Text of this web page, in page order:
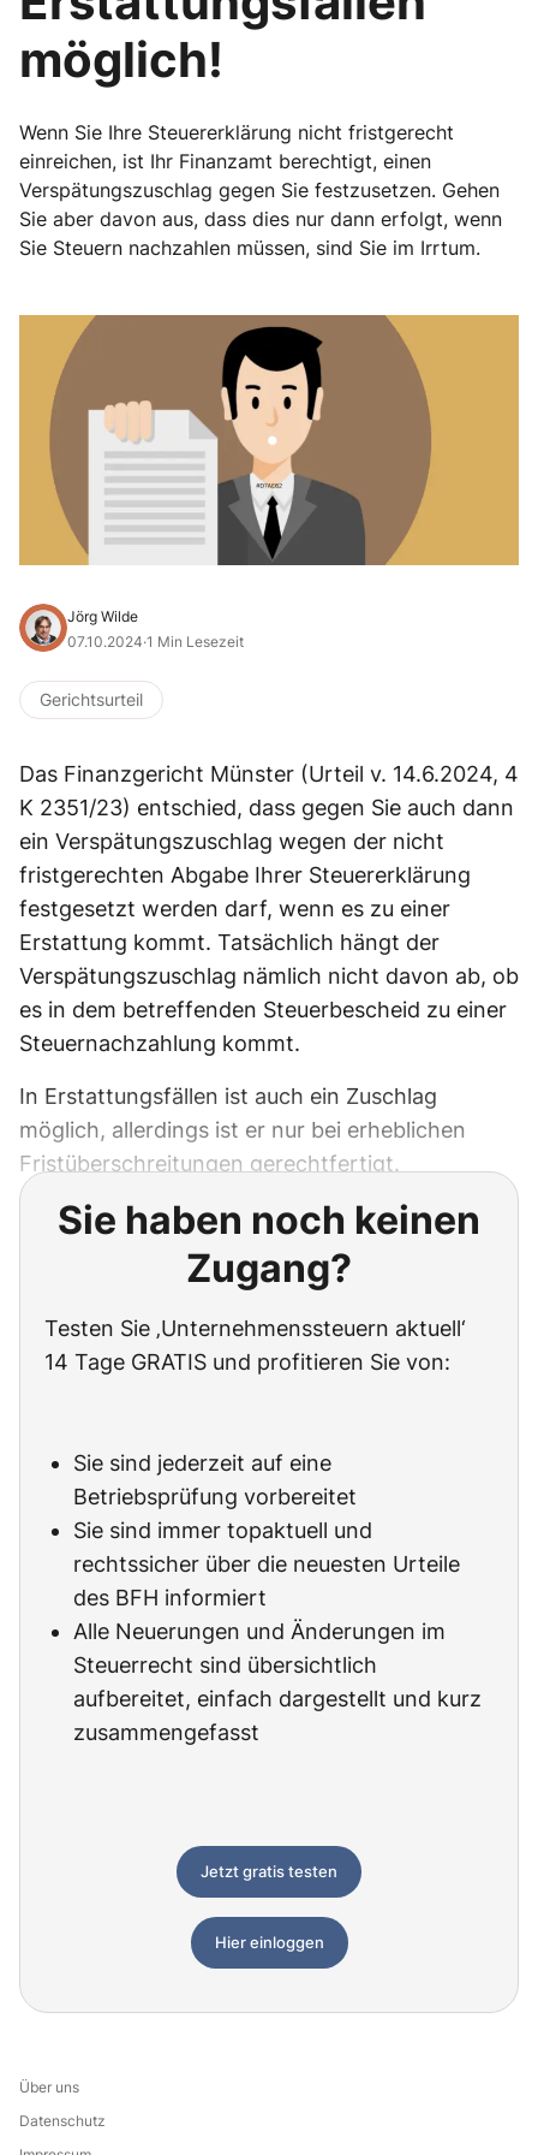
möglich!
Wenn Sie Ihre Steuererklärung nicht fristgerecht
einreichen, ist Ihr Finanzamt berechtigt, einen
Verspätungszuschlag gegen Sie festzusetzen. Gehen
Sie aber davon aus, dass dies nur dann erfolgt, wenn
Sie Steuern nachzahlen müssen, sind Sie im Irrtum.
Jörg Wilde
07.10.2024·1 Min Lesezeit
Gerichtsurteil
Das Finanzgericht Münster (Urteil v. 14.6.2024, 4
K 2351/23) entschied, dass gegen Sie auch dann
ein Verspätungszuschlag wegen der nicht
fristgerechten Abgabe Ihrer Steuererklärung
festgesetzt werden darf, wenn es zu einer
Erstattung kommt. Tatsächlich hängt der
Verspätungszuschlag nämlich nicht davon ab, ob
es in dem betreffenden Steuerbescheid zu einer
Steuernachzahlung kommt.
In Erstattungsfällen ist auch ein Zuschlag
möglich, allerdings ist er nur bei erheblichen
Fristüberschreitungen gerechtfertigt.
Sie haben noch keinen
Zugang?
Testen Sie ‚Unternehmenssteuern aktuell‘
14 Tage GRATIS und profitieren Sie von:
Sie sind jederzeit auf eine
Betriebsprüfung vorbereitet
Sie sind immer topaktuell und
rechtssicher über die neuesten Urteile
des BFH informiert
Alle Neuerungen und Änderungen im
Steuerrecht sind übersichtlich
aufbereitet, einfach dargestellt und kurz
zusammengefasst
Jetzt gratis testen
Hier einloggen
Über uns
Datenschutz